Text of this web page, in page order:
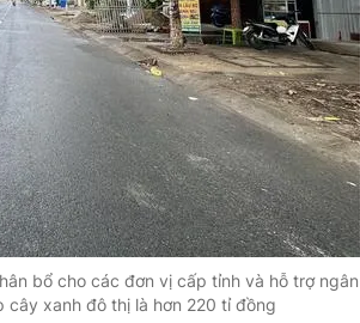
bổ cho các đơn vị cấp tỉnh và hỗ trợ ngân
xanh đô thị là hơn 220 tỉ đồng